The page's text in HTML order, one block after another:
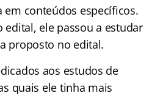
em conteúdos específicos.
edital, ele passou a estudar
proposto no edital.
aos estudos de
quais ele tinha mais